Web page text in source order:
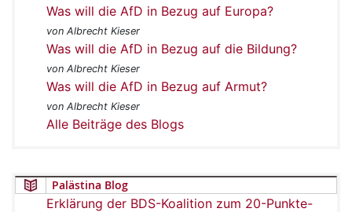
Was will die AfD in Bezug auf Europa?
von Albrecht Kieser
Was will die AfD in Bezug auf die Bildung?
von Albrecht Kieser
Was will die AfD in Bezug auf Armut?
von Albrecht Kieser
Alle Beiträge des Blogs
Palästina Blog
Erklärung der BDS-Koalition zum 20-Punkte-